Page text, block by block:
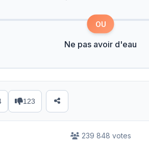
OU
Ne pas avoir d'eau
123
239 848 votes